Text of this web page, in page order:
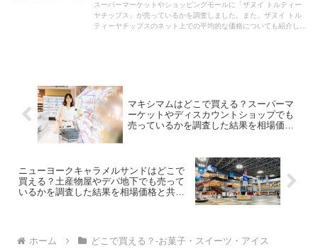
スーパーマーケットやショッピングモールに「ザヌイ トルティー
ヤチップス」が売っているかを調査しました。また、ザヌイ トル
ティーヤチップスのネット上での平均的な価格についても紹介して
マキシマムはどこで買える？スーパーマ
ーケットやディスカウントショップでも
売っているかを調査した結果を相場価格
ニューヨークキャラメルサンドはどこで
買える？土産物屋やデパ地下でも売って
いるかを調査した結果を相場価格と共に
ホーム どこで買える？-お菓子・スイーツ・アイス